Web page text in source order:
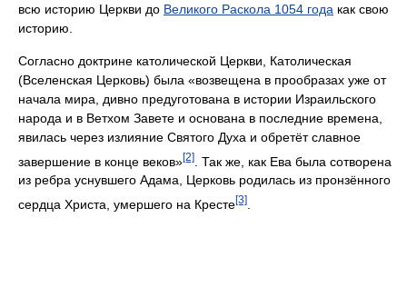
всю историю Церкви до Великого Раскола 1054 года как свою
историю.
Согласно доктрине католической Церкви, Католическая
(Вселенская Церковь) была «возвещена в прообразах уже от
начала мира, дивно предуготована в истории Израильского
народа и в Ветхом Завете и основана в последние времена,
явилась через излияние Святого Духа и обретёт славное
завершение в конце веков»[2]
. Так же, как Ева была сотворена
из ребра уснувшего Адама, Церковь родилась из пронзённого
сердца Христа, умершего на Кресте[3]